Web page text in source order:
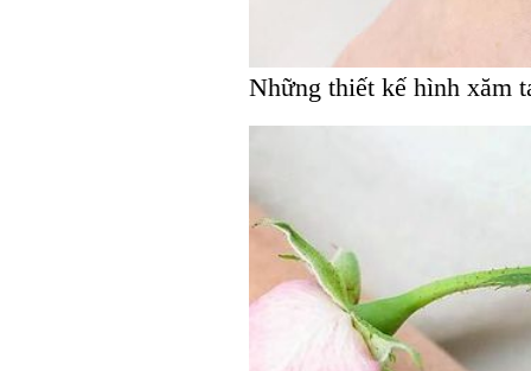
Những thiết kế hình xăm